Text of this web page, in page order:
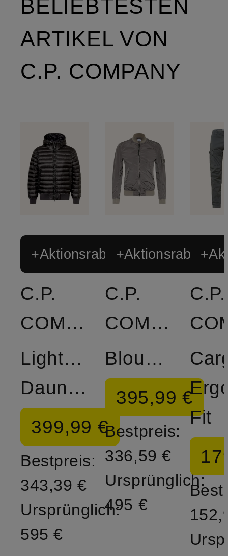
BELIEBTESTEN
ARTIKEL VON
C.P. COMPANY
+Aktionsrabatt
C.P.
COMPANY
Lightweight-
Daunenjacke
399,99 €
Bestpreis:
343,39 €
Ursprünglich:
595 €
+Aktionsrabatt
C.P.
COMPANY
Blouson
395,99 €
Bestpreis:
336,59 €
Ursprünglich:
495 €
C.P.
Fit